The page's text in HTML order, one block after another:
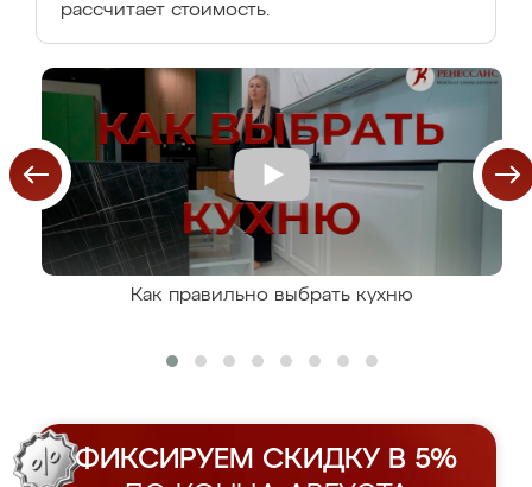
рассчитает стоимость.
Как правильно выбрать кухню
ФИКСИРУЕМ СКИДКУ В 5%